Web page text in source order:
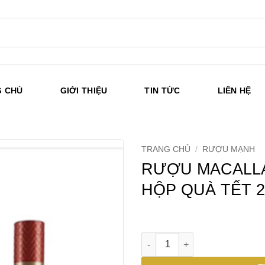
CHỦ GIỚI THIỆU TIN TỨC LIÊN HỆ
TRANG CHỦ / RƯỢU MẠNH
RƯỢU
HỘP QUÀ TẾT
RƯỢU MACALLAN A NIGHT